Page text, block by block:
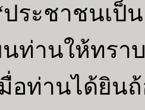
ระชาชนเป็
นท่านให้ทร
ท่านได้ยินถ้